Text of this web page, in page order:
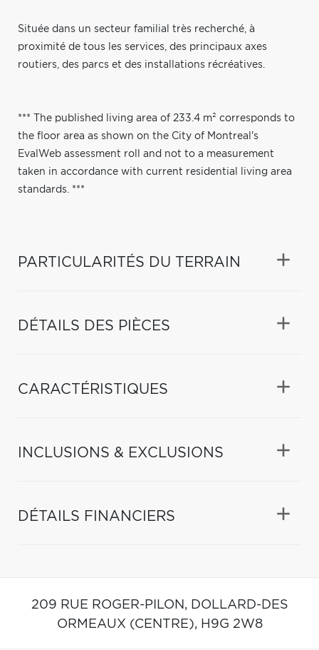
Située dans un secteur familial très recherché, à
proximité de tous les services, des principaux axes
routiers, des parcs et des installations récréatives.
*** The published living area of 233.4 m² corresponds to
the floor area as shown on the City of Montreal's
EvalWeb assessment roll and not to a measurement
taken in accordance with current residential living area
standards. ***
PARTICULARITÉS DU TERRAIN
DÉTAILS DES PIÈCES
CARACTÉRISTIQUES
INCLUSIONS & EXCLUSIONS
DÉTAILS FINANCIERS
209 RUE ROGER-PILON, DOLLARD-DES
ORMEAUX (CENTRE), H9G 2W8